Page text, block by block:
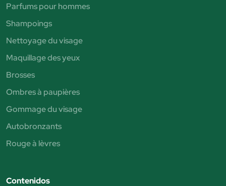
Parfums pour hommes
Shampoings
Nettoyage du visage
Maquillage des yeux
Brosses
Ombres à paupières
Gommage du visage
Autobronzants
Rouge à lèvres
Contenidos